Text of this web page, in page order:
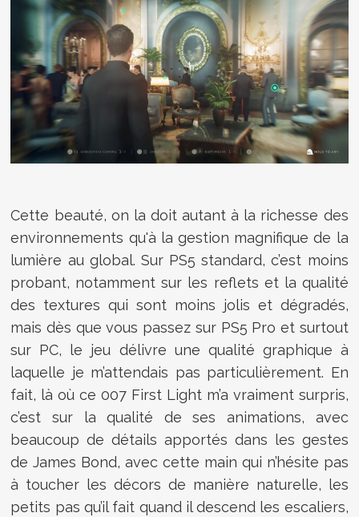
Cette beauté, on la doit autant à la richesse des
environnements qu'à la gestion magnifique de la
lumière au global. Sur PS5 standard, c’est moins
probant, notamment sur les reflets et la qualité
des textures qui sont moins jolis et dégradés,
mais dès que vous passez sur PS5 Pro et surtout
sur PC, le jeu délivre une qualité graphique à
laquelle je m’attendais pas particulièrement. En
fait, là où ce 007 First Light m’a vraiment surpris,
c’est sur la qualité de ses animations, avec
beaucoup de détails apportés dans les gestes
de James Bond, avec cette main qui n’hésite pas
à toucher les décors de manière naturelle, les
petits pas qu’il fait quand il descend les escaliers,